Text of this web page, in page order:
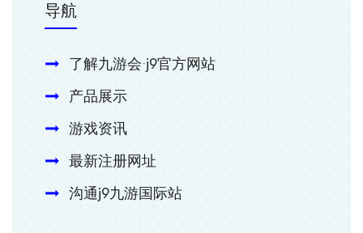
导航
了解九游会·j9官方网站
产品展示
游戏资讯
最新注册网址
沟通j9九游国际站